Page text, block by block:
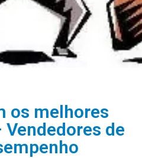
os melhores
de